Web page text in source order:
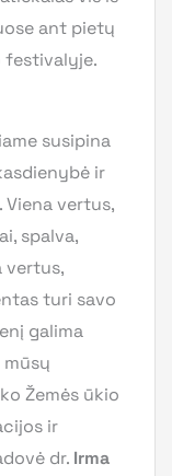
ant pietų
festivalyje.
susipina
ir
vertus,
spalva,
vertus,
turi savo
galima
Žemės ūkio
ir
dr. Irma